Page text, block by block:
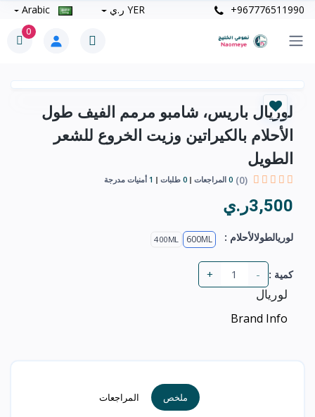
+967776511990 YER ر.ي
0
لوريال باريس، شامبو مرمم الفيف طول
الأحلام بالكيراتين وزيت الخروع للشعر
الطويل
(0)
0 المراجعات 0 طلبات 1 أمنيات مدرجة
3,500ر.ي
لوريالطولالأحلام : 600ML
400ML
كمية : -
+
لوريال
Brand Info
ملخص المراجعات